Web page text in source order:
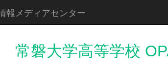
メディアセンター
常磐大学高等学校